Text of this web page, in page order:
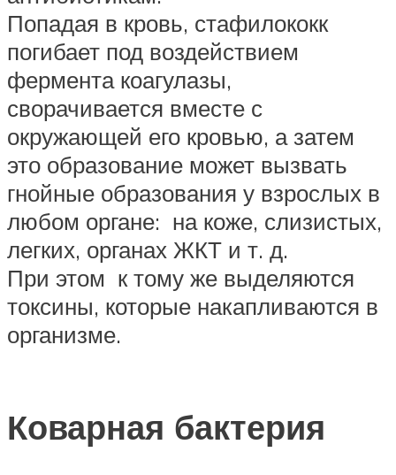
Попадая в кровь, стафилококк
погибает под воздействием
фермента коагулазы,
сворачивается вместе с
окружающей его кровью, а затем
это образование может вызвать
гнойные образования у взрослых в
любом органе: на коже, слизистых,
легких, органах ЖКТ и т. д.
При этом к тому же выделяются
токсины, которые накапливаются в
организме.
Коварная бактерия